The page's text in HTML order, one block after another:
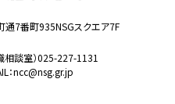
7番町935NSGスクエア7F
相談室）025-227-1131
：ncc@nsg.gr.jp